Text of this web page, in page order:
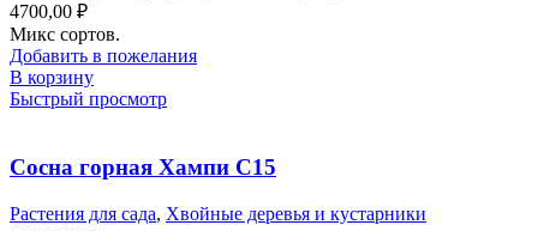
4700,00 ₽
Микс сортов.
Добавить в пожелания
В корзину
Быстрый просмотр
Сосна горная Хампи С15
Растения для сада, Хвойные деревья и кустарники